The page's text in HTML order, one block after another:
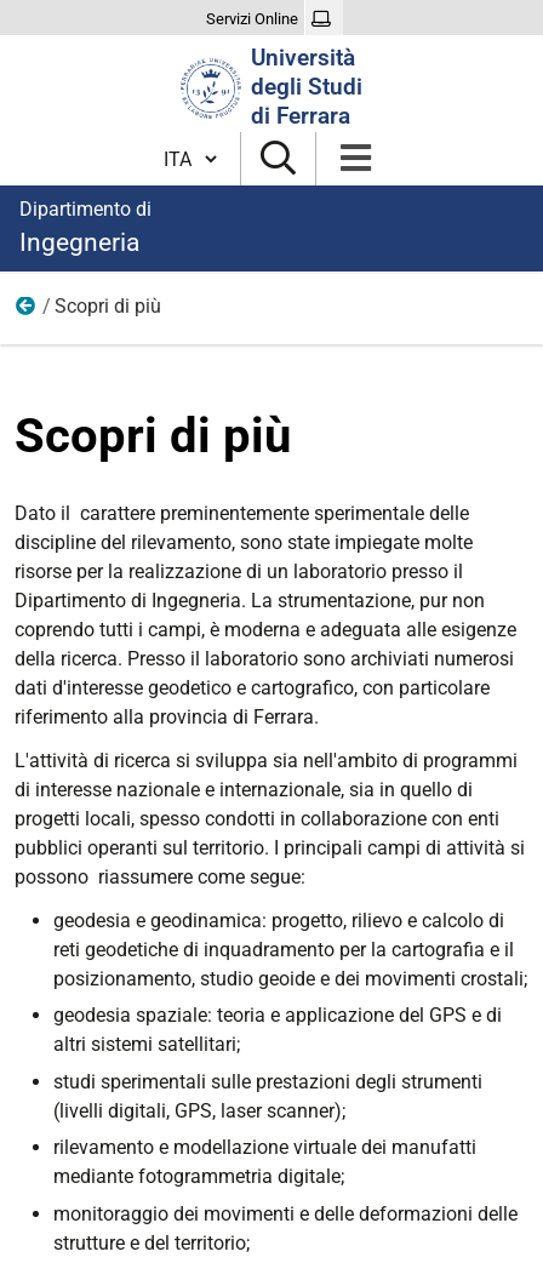
Servizi Online
Università
degli Studi
di Ferrara
Cambia lingua
Dipartimento di
Ingegneria
Geomatica
Scopri di più
Scopri di più
Dato il carattere preminentemente sperimentale delle
discipline del rilevamento, sono state impiegate molte
risorse per la realizzazione di un laboratorio presso il
Dipartimento di Ingegneria. La strumentazione, pur non
coprendo tutti i campi, è moderna e adeguata alle esigenze
della ricerca. Presso il laboratorio sono archiviati numerosi
dati d'interesse geodetico e cartografico, con particolare
riferimento alla provincia di Ferrara.
L'attività di ricerca si sviluppa sia nell'ambito di programmi
di interesse nazionale e internazionale, sia in quello di
progetti locali, spesso condotti in collaborazione con enti
pubblici operanti sul territorio. I principali campi di attività si
possono riassumere come segue:
geodesia e geodinamica: progetto, rilievo e calcolo di
reti geodetiche di inquadramento per la cartografia e il
posizionamento, studio geoide e dei movimenti crostali;
geodesia spaziale: teoria e applicazione del GPS e di
altri sistemi satellitari;
studi sperimentali sulle prestazioni degli strumenti
(livelli digitali, GPS, laser scanner);
rilevamento e modellazione virtuale dei manufatti
mediante fotogrammetria digitale;
monitoraggio dei movimenti e delle deformazioni delle
strutture e del territorio;